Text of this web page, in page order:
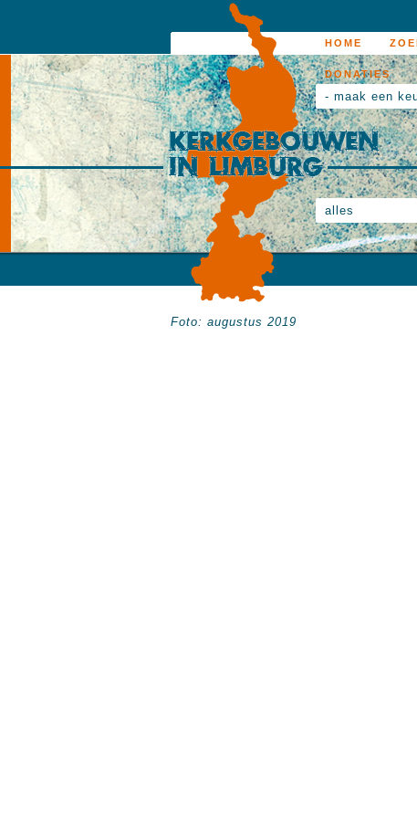
HOME
DONATIES
- maak een
alles
Foto: augustus 2019